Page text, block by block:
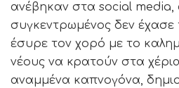
ανέβηκαν στα social
συγκεντρωμένος δεν έχασε
έσυρε τον χορό με το
νέους να κρατούν στα
αναμμένα καπνογόνα,